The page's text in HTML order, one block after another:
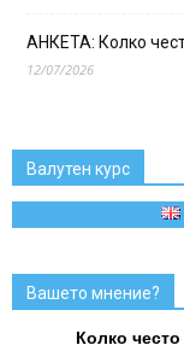
АНКЕТА: Колко
12/07/2026
Валутен курс
Вашето мнение?
Колко